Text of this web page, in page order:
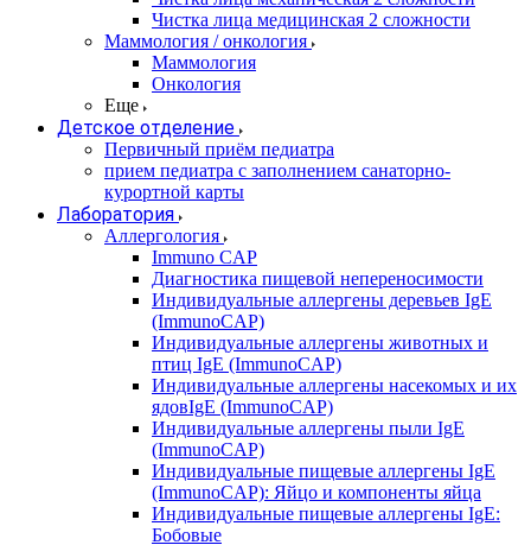
Чистка лица медицинская 2 сложности
Маммология / онкология
Маммология
Онкология
Еще
Детское отделение
Первичный приём педиатра
прием педиатра с заполнением санаторно-
курортной карты
Лаборатория
Аллергология
Immuno CAP
Диагностика пищевой непереносимости
Индивидуальные аллергены деревьев IgE
(ImmunoCAP)
Индивидуальные аллергены животных и
птиц IgE (ImmunoCAP)
Индивидуальные аллергены насекомых и их
ядовIgE (ImmunoCAP)
Индивидуальные аллергены пыли IgE
(ImmunoCAP)
Индивидуальные пищевые аллергены IgE
(ImmunoCAP): Яйцо и компоненты яйца
Индивидуальные пищевые аллергены IgE:
Бобовые